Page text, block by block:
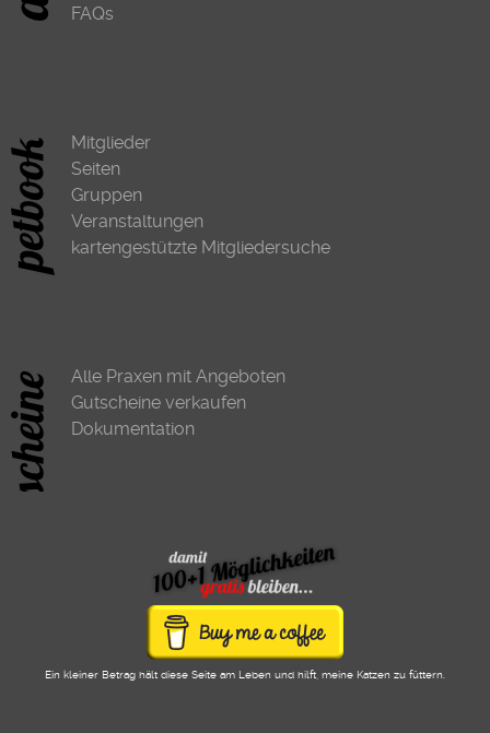
FAQs
Mitglieder
Seiten
Gruppen
Veranstaltungen
kartengestützte Mitgliedersuche
Alle Praxen mit Angeboten
Gutscheine verkaufen
Dokumentation
Ein kleiner Betrag hält diese Seite am Leben und hilft, meine Katzen zu füttern.